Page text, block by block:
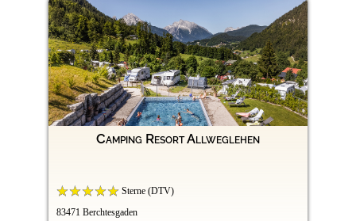
Camping Resort Allweglehen
Sterne (DTV)
83471 Berchtesgaden